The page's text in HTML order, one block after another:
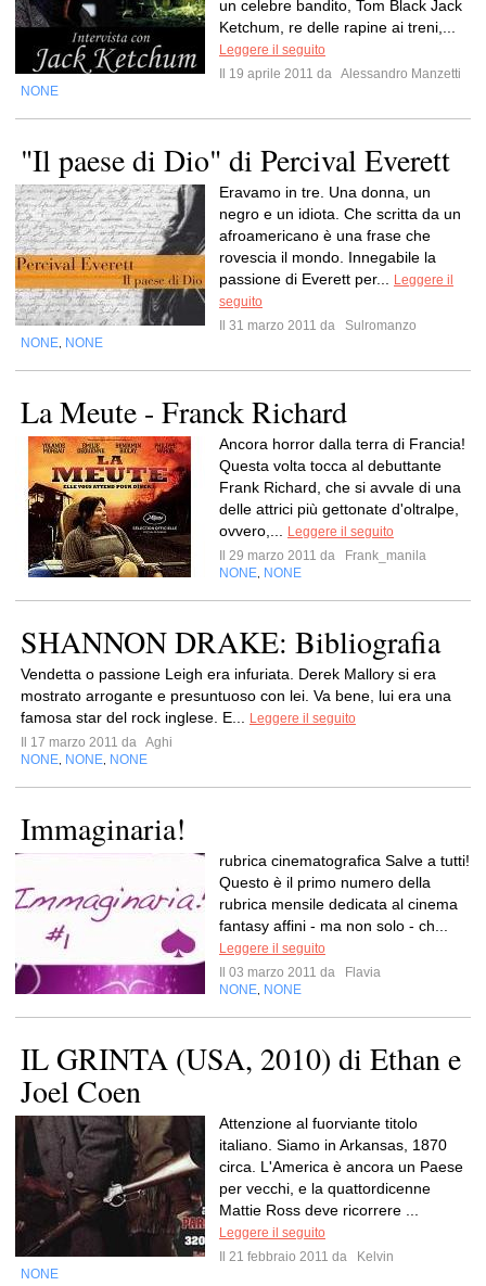
un celebre bandito, Tom Black Jack
Ketchum, re delle rapine ai treni,...
Leggere il seguito
Il 19 aprile 2011 da Alessandro Manzetti
NONE
"Il paese di Dio" di Percival Everett
Eravamo in tre. Una donna, un
negro e un idiota. Che scritta da un
afroamericano è una frase che
rovescia il mondo. Innegabile la
passione di Everett per...
Leggere il
seguito
Il 31 marzo 2011 da
Sulromanzo
NONE NONE
La Meute - Franck Richard
Ancora horror dalla terra di Francia!
Questa volta tocca al debuttante
Frank Richard, che si avvale di una
delle attrici più gettonate d'oltralpe,
ovvero,...
Leggere il seguito
Il 29 marzo 2011 da
Frank_manila
NONE NONE
SHANNON DRAKE: Bibliografia
Vendetta o passione Leigh era infuriata. Derek Mallory si era
mostrato arrogante e presuntuoso con lei. Va bene, lui era una
famosa star del rock inglese. E...
Leggere il seguito
Il 17 marzo 2011 da Aghi
NONE NONE NONE
Immaginaria!
rubrica cinematografica Salve a tutti!
Questo è il primo numero della
rubrica mensile dedicata al cinema
fantasy affini - ma non solo - ch...
Leggere il seguito
Il 03 marzo 2011 da
Flavia
NONE NONE
IL GRINTA (USA, 2010) di Ethan e
Joel Coen
Attenzione al fuorviante titolo
italiano. Siamo in Arkansas, 1870
circa. L'America è ancora un Paese
per vecchi, e la quattordicenne
Mattie Ross deve ricorrere ...
Leggere il seguito
Il 21 febbraio 2011 da
Kelvin
NONE